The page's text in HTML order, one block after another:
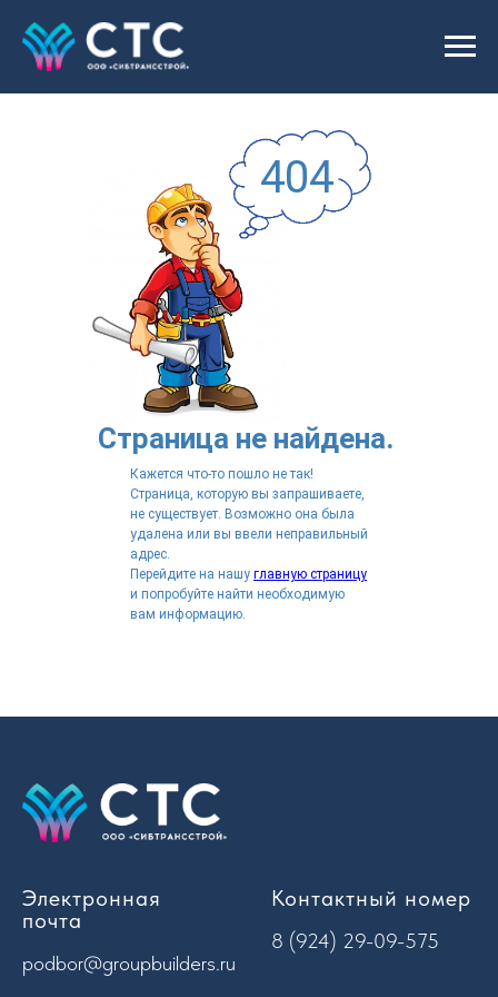
404
Кажется что-то пошло не так!
Страница, которую вы запрашиваете,
не существует. Возможно она была
удалена или вы ввели неправильный
адрес.
Перейдите на нашу главную страницу
и попробуйте найти необходимую
вам информацию.
Страница не найдена.
Электронная
почта
podbor@groupbuilders.ru
Контактный номер
8 (924) 29-09-575